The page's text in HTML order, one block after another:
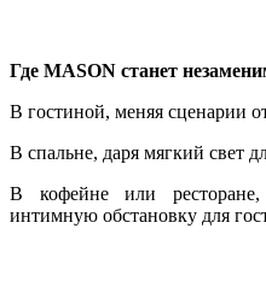
Где MASON станет
В гостиной, меняя сценарии
В спальне, даря мягкий свет
В кофейне или
интимную обстановку для